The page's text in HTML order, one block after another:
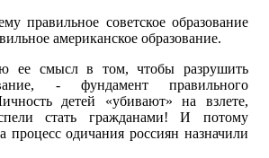
правильное советское образование
американское образование.
ее смысл в том, чтобы разрушить
- фундамент правильного
детей «убивают» на взлете,
стать гражданами! И потому
процесс одичания россиян назначили